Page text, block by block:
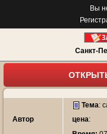
Вы
Санкт-
Автор
Тема:
цена: